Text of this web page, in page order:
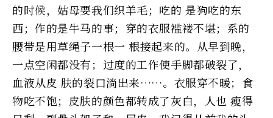
的时候，姑母要我们织羊毛；吃的 是狗吃的东
西；作的是牛马的事；穿的衣服褴褛不堪；系的
腰带是用草绳子一根一 根接起来的。从早到晚，
一点空闲都没有；过度的工作使手脚都破裂了，
血液从皮 肤的裂口淌出来……。衣服穿不暖；食
物吃不饱；皮肤的颜色都转成了灰白，人也 瘦得